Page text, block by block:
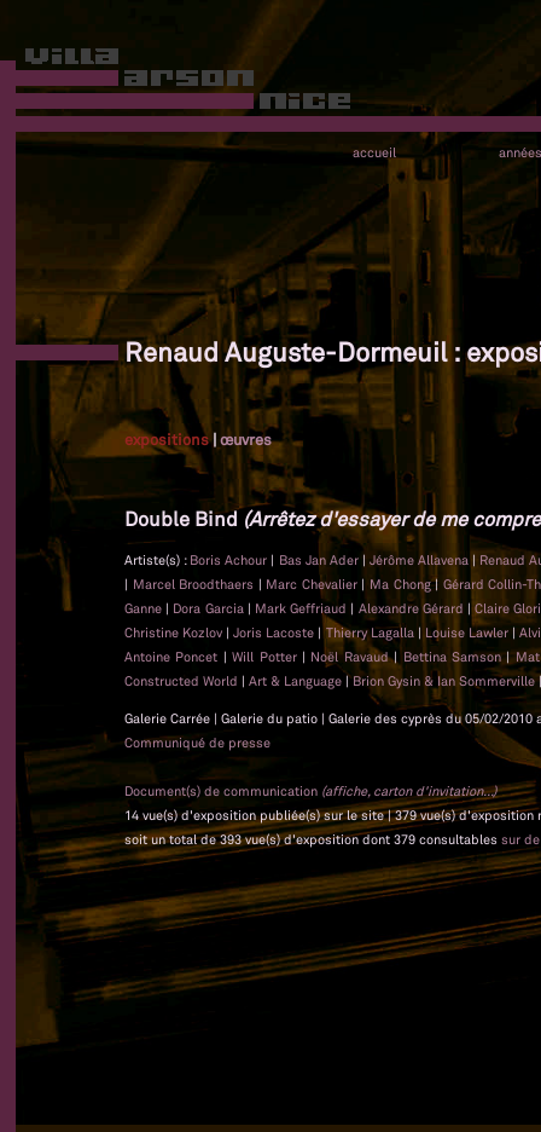
accueil années
Renaud Auguste-Dormeuil :
expositions|œuvres
Double Bind (Arrêtez d'essayer de me
Artiste(s) : Boris Achour | Bas Jan Ader | Jérôme Allavena | Renaud
| Marcel Broodthaers | Marc Chevalier | Ma Chong| Gérard Collin-
Ganne | Dora Garcia | Mark Geffriaud | Alexandre Gérard |Claire
Christine Kozlov |Joris Lacoste | Thierry Lagalla | Louise Lawler |
Antoine Poncet |Will Potter | Noël Ravaud| Bettina Samson|
Constructed World | Art & Language |Brion Gysin & Ian Sommerville
Galerie Carrée | Galerie du patio | Galerie des cyprès du 05/02/2010
Communiqué de presse
Document(s) de communication (affiche, carton d'invitation...)
14 vue(s) d'exposition publiée(s) sur le site | 379 vue(s) d'exposition
soit un total de 393 vue(s) d'exposition dont 379 consultables sur